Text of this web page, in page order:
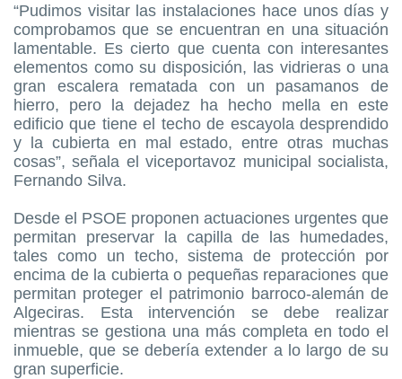
“Pudimos visitar las instalaciones hace unos días y
comprobamos que se encuentran en una situación
lamentable. Es cierto que cuenta con interesantes
elementos como su disposición, las vidrieras o una
gran escalera rematada con un pasamanos de
hierro, pero la dejadez ha hecho mella en este
edificio que tiene el techo de escayola desprendido
y la cubierta en mal estado, entre otras muchas
cosas”, señala el viceportavoz municipal socialista,
Fernando Silva.
Desde el PSOE proponen actuaciones urgentes que
permitan preservar la capilla de las humedades,
tales como un techo, sistema de protección por
encima de la cubierta o pequeñas reparaciones que
permitan proteger el patrimonio barroco-alemán de
Algeciras. Esta intervención se debe realizar
mientras se gestiona una más completa en todo el
inmueble, que se debería extender a lo largo de su
gran superficie.